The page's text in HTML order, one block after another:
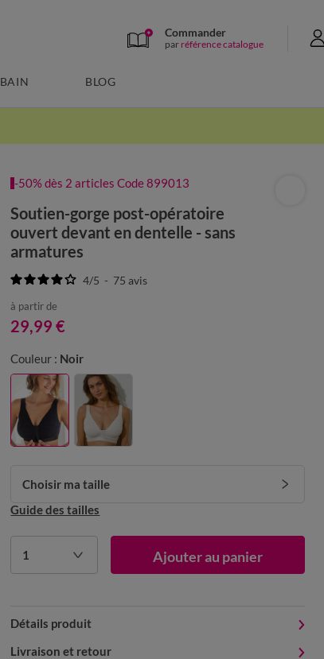
Commander
par référence catalogue
BAIN BLOG
-50% dès 2 articles Code 899013
Soutien-gorge post-opératoire
ouvert devant en dentelle - sans
armatures
4/5 - 75avis
à partir de
29,99 €
Couleur : Noir
Choisir ma taille
Guide des tailles
1 Ajouter au panier
Détails produit
Livraison et retour